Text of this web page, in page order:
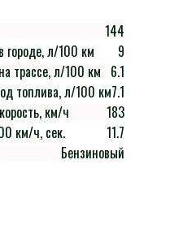
144
городе, л/100 км
9
трассе, л/100 км 6.1
топлива, л/100 км7.1
км/ч
183
км/ч, сек.
11.7
Бензиновый